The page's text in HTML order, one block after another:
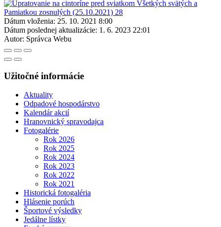
Dátum vloženia: 25. 10. 2021 8:00
Dátum poslednej aktualizácie: 1. 6. 2023 22:01
Autor: Správca Webu
Užitočné informácie
Aktuality
Odpadové hospodárstvo
Kalendár akcií
Hranovnický spravodajca
Fotogalérie
Rok 2026
Rok 2025
Rok 2024
Rok 2023
Rok 2022
Rok 2021
Historická fotogaléria
Hlásenie porúch
Športové výsledky
Jedálne lístky